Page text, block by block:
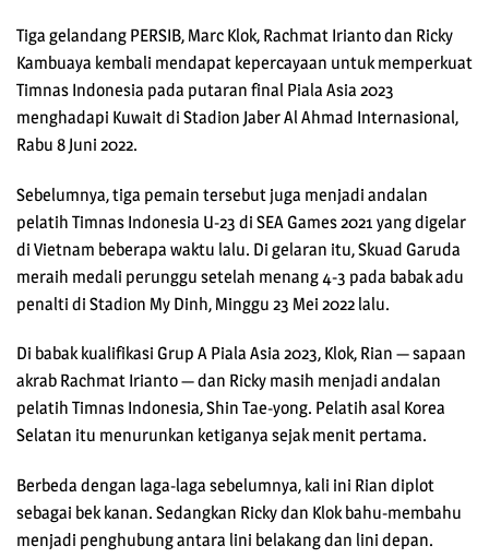
Tiga gelandang PERSIB, Marc Klok, Rachmat Irianto dan Ricky
Kambuaya kembali mendapat kepercayaan untuk memperkuat
Timnas Indonesia pada putaran final Piala Asia 2023
menghadapi Kuwait di Stadion Jaber Al Ahmad Internasional,
Rabu 8 Juni 2022.
Sebelumnya, tiga pemain tersebut juga menjadi andalan
pelatih Timnas Indonesia U-23 di SEA Games 2021 yang digelar
di Vietnam beberapa waktu lalu. Di gelaran itu, Skuad Garuda
meraih medali perunggu setelah menang 4-3 pada babak adu
penalti di Stadion My Dinh, Minggu 23 Mei 2022 lalu.
Di babak kualifikasi Grup A Piala Asia 2023, Klok, Rian — sapaan
akrab Rachmat Irianto — dan Ricky masih menjadi andalan
pelatih Timnas Indonesia, Shin Tae-yong. Pelatih asal Korea
Selatan itu menurunkan ketiganya sejak menit pertama.
Berbeda dengan laga-laga sebelumnya, kali ini Rian diplot
sebagai bek kanan. Sedangkan Ricky dan Klok bahu-membahu
menjadi penghubung antara lini belakang dan lini depan.